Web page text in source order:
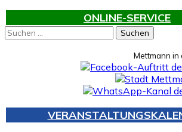
ONLINE-SERVICE
Suchen
nach:
Mettmann in